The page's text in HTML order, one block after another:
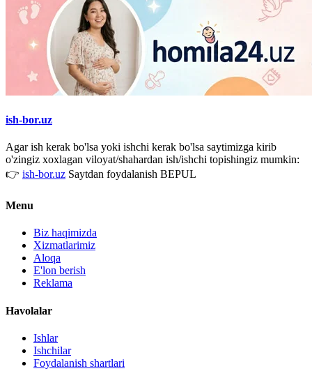
ish-bor.uz
Agar ish kerak bo'lsa yoki ishchi kerak bo'lsa saytimizga kirib
o'zingiz xoxlagan viloyat/shahardan ish/ishchi topishingiz mumkin:
👉 ish-bor.uz Saytdan foydalanish BEPUL
Menu
Biz haqimizda
Xizmatlarimiz
Aloqa
E'lon berish
Reklama
Havolalar
Ishlar
Ishchilar
Foydalanish shartlari